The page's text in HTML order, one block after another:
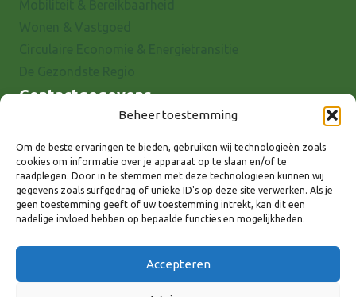
Beheer toestemming
Om de beste ervaringen te bieden, gebruiken wij technologieën zoals
cookies om informatie over je apparaat op te slaan en/of te
raadplegen. Door in te stemmen met deze technologieën kunnen wij
gegevens zoals surfgedrag of unieke ID's op deze site verwerken. Als je
geen toestemming geeft of uw toestemming intrekt, kan dit een
nadelige invloed hebben op bepaalde functies en mogelijkheden.
Accepteren
Contactgegevens
7001 EX Doetinchem
E-mail: info@8rhk.nl
Telefoonnummers
Privacyverklaring